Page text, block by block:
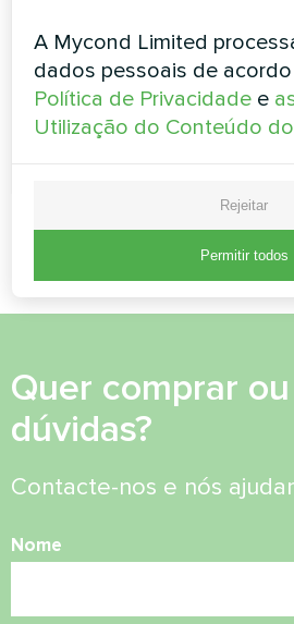
Capacidade de
Capacidade de
Quer comprar
dúvidas?
Contacte-nos e nós
Nome
A Mycond Limited
dados pessoais de
Política de Privacidade e
Utilização do Conteúdo
Rejeitar
Permitir todos